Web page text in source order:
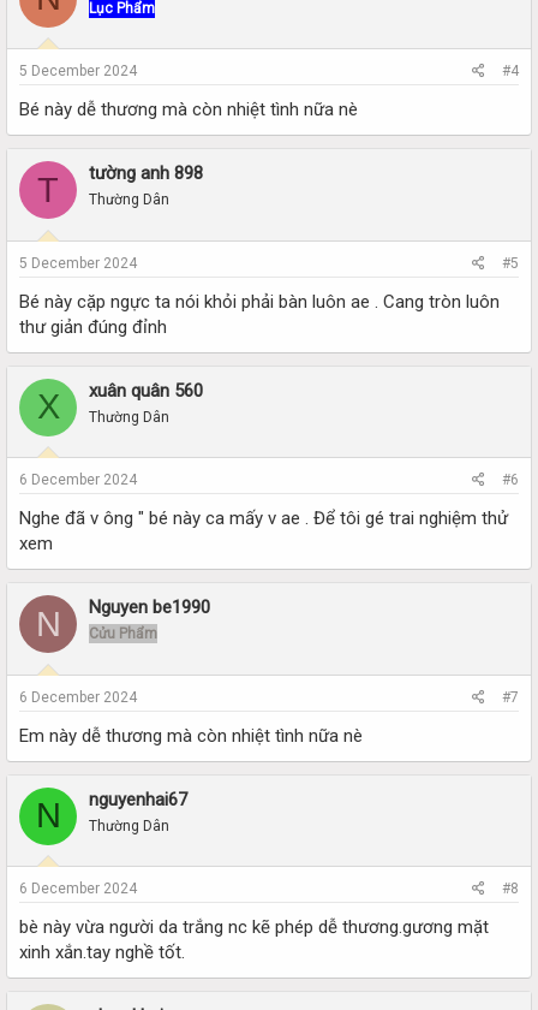
Lục Phẩm
5 December 2024 #4
Bé này dễ thương mà còn nhiệt tình nữa nè
T tường anh 898
Thường Dân
5 December 2024 #5
Bé này cặp ngực ta nói khỏi phải bàn luôn ae . Cang tròn luôn
thư giản đúng đỉnh
X xuân quân 560
Thường Dân
6 December 2024 #6
Nghe đã v ông " bé này ca mấy v ae . Để tôi gé trai nghiệm thử
xem
N Nguyen be1990
Cửu Phẩm
6 December 2024 #7
Em này dễ thương mà còn nhiệt tình nữa nè
N nguyenhai67
Thường Dân
6 December 2024 #8
bè này vừa người da trắng nc kẽ phép dễ thương.gương mặt
xinh xắn.tay nghề tốt.